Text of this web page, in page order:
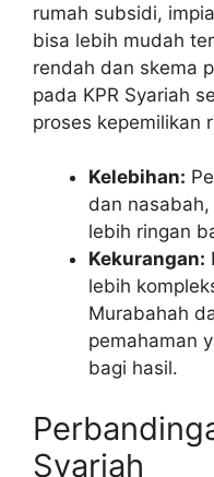
rumah subsidi,
bisa lebih mudah
rendah dan skema
pada KPR Syariah
proses kepemilikan
Kelebihan:
dan
lebih ringan
Kekurangan:
lebih
Murabahah
pemahaman
bagi hasil.
Syariah